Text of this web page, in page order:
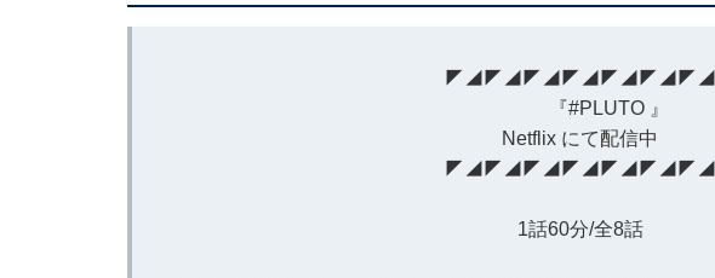
◤◢◤◢◤◢◤◢◤◢◤◢◤◢
『#PLUTO 』
Netflix にて配信中
◤◢◤◢◤◢◤◢◤◢◤◢◤◢
1話60分/全8話